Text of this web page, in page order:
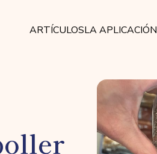
ARTÍCULOSLA APLICACIÓN